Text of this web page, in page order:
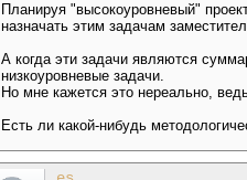
Планируя "высокоуровневый"
назначать этим задачам
А когда эти задачи являются
низкоуровневые задачи.
Но мне кажется это нереально,
Есть ли какой-нибудь